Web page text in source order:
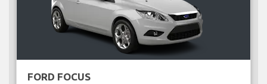
FORD FOCUS